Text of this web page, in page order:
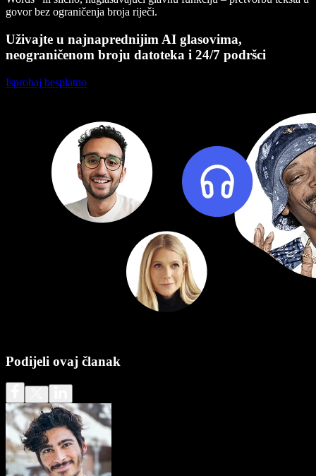
govor bez ograničenja broja riječi.
Uživajte u najnaprednijim AI glasovima,
neograničenom broju datoteka i 24/7 podršci
Isprobaj besplatno
Podijeli ovaj članak